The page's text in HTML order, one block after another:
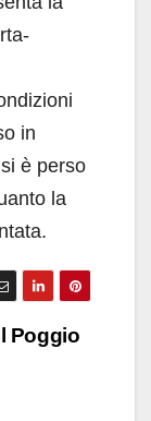
in
è perso
la
Poggio